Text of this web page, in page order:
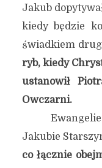
Jakub
kiedy będzie
świadkiem
ryb, kiedy
ustanowił
Owczarni.
Jakubie
co łącznie